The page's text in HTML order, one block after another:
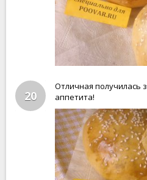
20
Отличная получилась
аппетита!